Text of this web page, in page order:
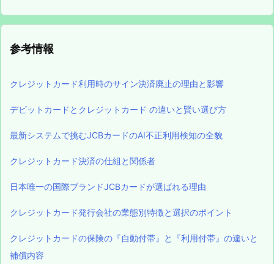
参考情報
クレジットカード利用時のサイン決済廃止の理由と影響
デビットカードとクレジットカード の違いと賢い選び方
最新システムで挑むJCBカードのAI不正利用検知の全貌
クレジットカード決済の仕組と関係者
日本唯一の国際ブランドJCBカードが選ばれる理由
クレジットカード発行会社の業態別特徴と選択のポイント
クレジットカードの保険の『自動付帯』と『利用付帯』の違いと
補償内容